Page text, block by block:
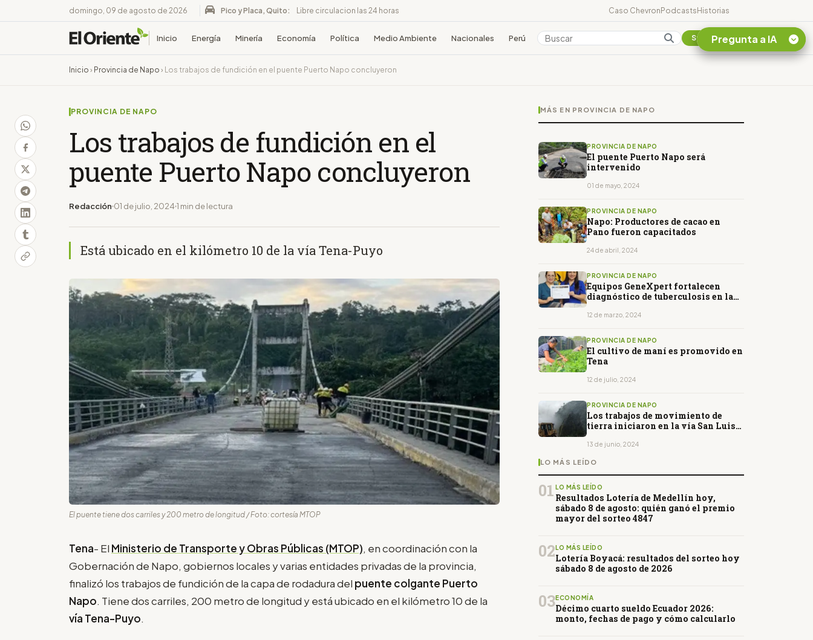
domingo, 09 de agosto de 2026 Pico y Placa, Quito: Libre circulacion las 24 horas Caso ChevronPodcastsHistorias
Inicio Energía Minería Economía Política Medio Ambiente Nacionales Perú Colombia Suscribirse
Inicio › Provincia de Napo › Los trabajos de fundición en el puente Puerto Napo concluyeron
PROVINCIA DE NAPO
Los trabajos de fundición en el
puente Puerto Napo concluyeron
Redacción 01 de julio, 2024 1 min de lectura
Está ubicado en el kilómetro 10 de la vía Tena-Puyo
El puente tiene dos carriles y 200 metro de longitud / Foto: cortesía MTOP
Tena- El Ministerio de Transporte y Obras Públicas (MTOP), en coordinación con la
Gobernación de Napo, gobiernos locales y varias entidades privadas de la provincia,
finalizó los trabajos de fundición de la capa de rodadura del puente colgante Puerto
Napo. Tiene dos carriles, 200 metro de longitud y está ubicado en el kilómetro 10 de la
vía Tena-Puyo.
MÁS EN PROVINCIA DE NAPO
PROVINCIA DE NAPO
El puente Puerto Napo será
intervenido
01 de mayo, 2024
PROVINCIA DE NAPO
Napo: Productores de cacao en
Pano fueron capacitados
24 de abril, 2024
PROVINCIA DE NAPO
Equipos GeneXpert fortalecen
diagnóstico de tuberculosis en la
12 de marzo, 2024
PROVINCIA DE NAPO
El cultivo de maní es promovido en
Tena
12 de julio, 2024
PROVINCIA DE NAPO
Los trabajos de movimiento de
tierra iniciaron en la vía San Luis-
13 de junio, 2024
LO MÁS LEÍDO
01 LO MÁS LEÍDO
Resultados Lotería de Medellín hoy,
sábado 8 de agosto: quién ganó el premio
mayor del sorteo 4847
02 LO MÁS LEÍDO
Lotería Boyacá: resultados del sorteo hoy
sábado 8 de agosto de 2026
03ECONOMÍA
Décimo cuarto sueldo Ecuador 2026:
monto, fechas de pago y cómo calcularlo
Pregunta a IA